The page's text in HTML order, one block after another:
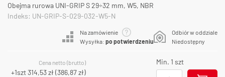
Obejma rurowa UNI-GRIP S 29÷32 mm, W5, NBR
Indeks: UN-GRIP-S-029-032-W5-N
Na zamówienie
Wysyłka: po potwierdzeniu
Odbiór w oddziale
Niedostępny
Cena netto (brutto)
+1szt314,53 zł(386,87 zł)
Min. 1 szt